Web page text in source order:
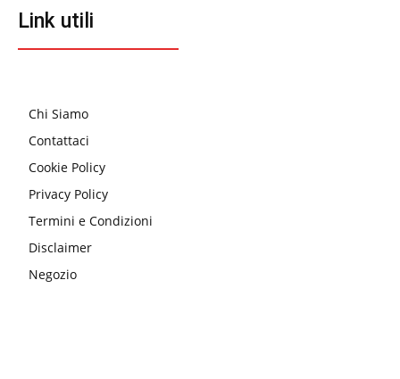
Link utili
Chi Siamo
Contattaci
Cookie Policy
Privacy Policy
Termini e Condizioni
Disclaimer
Negozio